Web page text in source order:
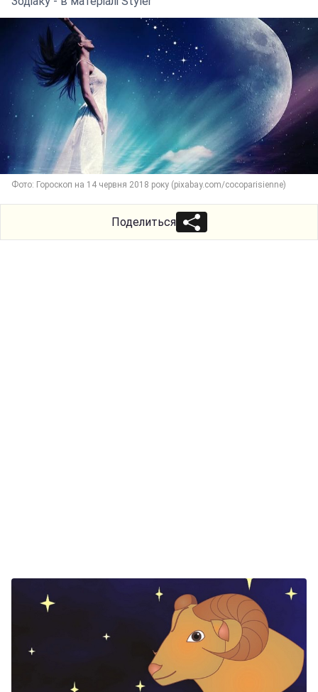
Фото: Гороскоп на 14 червня 2018 року (pixabay.com/cocoparisienne)
Поделиться